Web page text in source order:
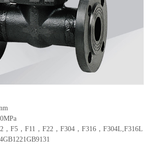
F5，F11，F22，F304，F316，F304L,F316L